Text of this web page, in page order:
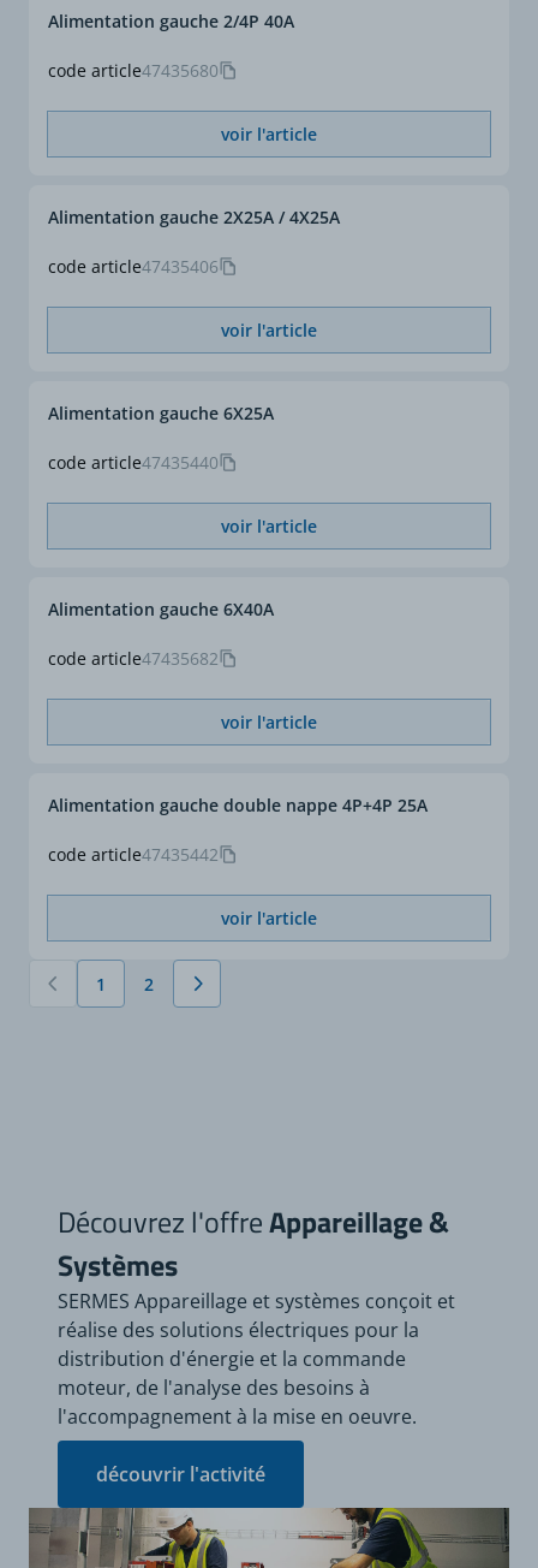
code article47435680
Alimentation gauche 2/4P 40A
voir l'article
code article47435406
Alimentation gauche 2X25A / 4X25A
voir l'article
code article47435440
Alimentation gauche 6X25A
voir l'article
code article47435682
Alimentation gauche 6X40A
voir l'article
code article47435442
Alimentation gauche double nappe 4P+4P 25A
voir l'article
Vous lisez actuellement la page
1 Page
2
Découvrez l'offreAppareillage &
Systèmes
SERMES Appareillage et systèmes conçoit et
réalise des solutions électriques pour la
distribution d'énergie et la commande
moteur, de l'analyse des besoins à
l'accompagnement à la mise en oeuvre.
découvrir l'activité